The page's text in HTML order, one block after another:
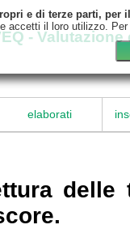
-
elaborati
delle
e di terze parti,
accetti il loro utilizzo.